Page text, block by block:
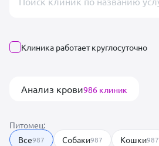
Клиника работает круглосуточно
Анализ крови986 клиник
Питомец:
Все987 Собаки987 Кошки987